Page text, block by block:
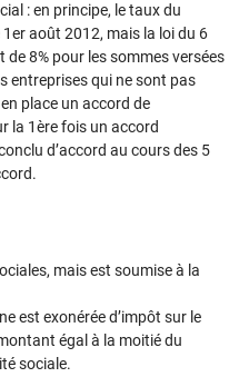
: en principe, le taux du
août 2012, mais la loi du 6
8% pour les sommes versées
entreprises qui ne sont pas
place un accord de
la 1ère fois un accord
d’accord au cours des 5
mais est soumise à la
est exonérée d’impôt sur le
égal à la moitié du
sociale.